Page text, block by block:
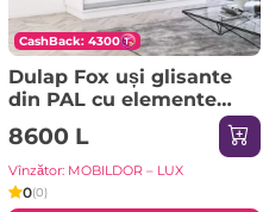
CashBack: 4300
Dulap Fox uși glisante
din PAL cu elemente
din oglindă
(200x60x210H cm) Alb
8600 L
Vînzător: MOBILDOR – LUX
0(0)